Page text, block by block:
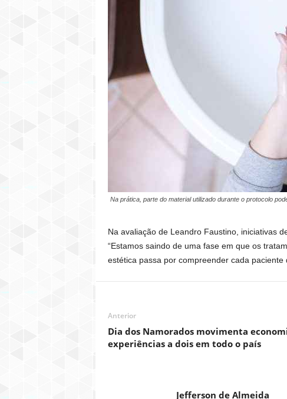
Na prática, parte do material utilizado durante o protocolo
Na avaliação de Leandro Faustino, iniciativas
“Estamos saindo de uma fase em que os
estética passa por compreender cada
Anterior
Dia dos Namorados movimenta
experiências a dois em todo o país
Jefferson de Almeida